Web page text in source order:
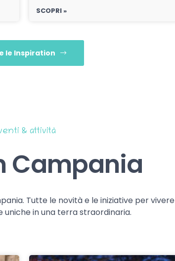
SCOPRI »
le Inspiration
& attività
Campania
Tutte le novità e le iniziative per
uniche in una terra straordinaria.